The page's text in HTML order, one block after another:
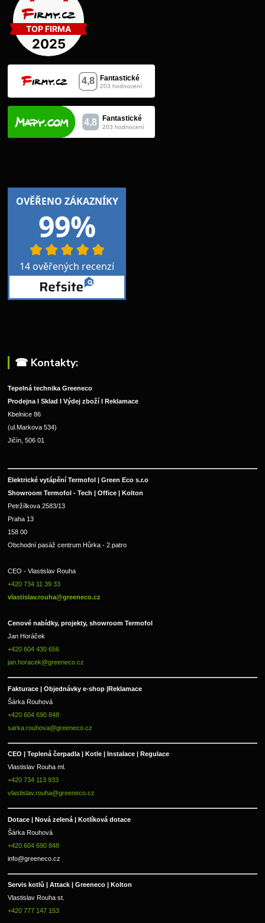
☎︎ Kontakty:
Tepelná technika Greeneco
Prodejna I Sklad I Výdej zboží I Reklamace
Kbelnice 86
(ul.Markova 534)
Jičín, 506 01
Elektrické vytápění Termofol | Green Eco s.r.o
Showroom Termofol - Tech | Office | Kolton
Petržílkova 2583/13
Praha 13
158 00
Obchodní pasáž centrum Hůrka - 2.patro
CEO - Vlastislav Rouha
+420 734 11 39 33
vlastislav.rouha@greeneco.cz
Cenové nabídky, projekty, showroom Termofol
Jan Horáček
+420 604 430 656
jan.horacek@greeneco.cz
Fakturace | Objednávky e-shop |Reklamace
Šárka Rouhová
+420 604 690 848
sarka.rouhova@greeneco.cz
CEO | Teplená čerpadla | Kotle | Instalace | Regulace
Vlastislav Rouha ml.
+420 734 113 933
vlastislav.rouha@greeneco.cz
Dotace | Nová zelená | Kotlíková dotace
Šárka Rouhová
+420 604 690 848
info@greeneco.cz
Servis kotlů | Attack | Greeneco | Kolton
Vlastislav Rouha st.
+420 777 147 153